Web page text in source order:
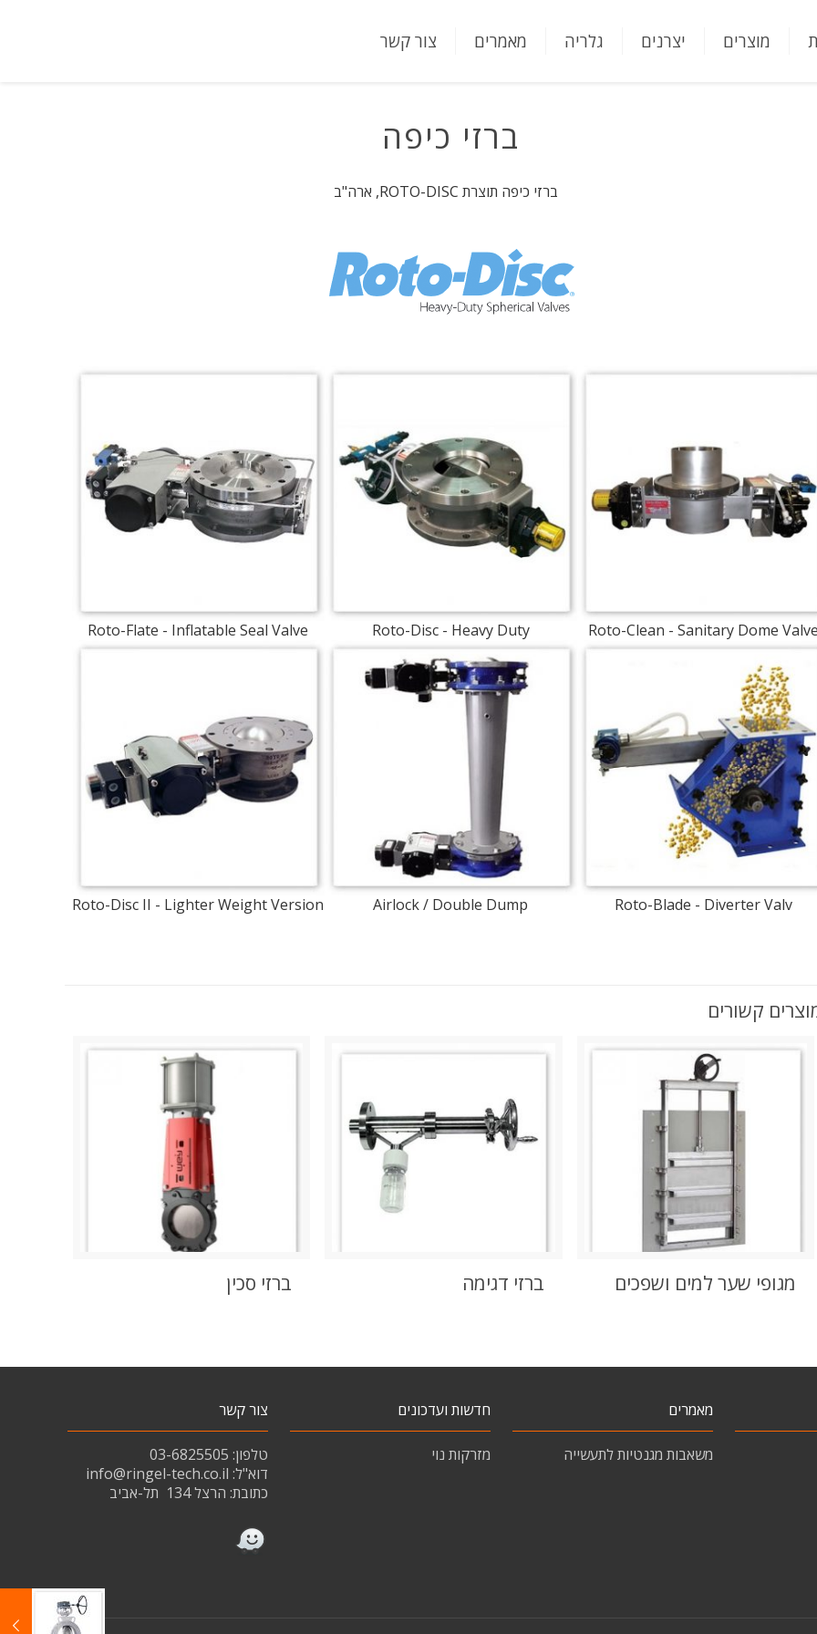
מוצרים יצרנים גלריה מאמרים צור קשר
ברזי כיפה
ברזי כיפה תוצרת ROTO-DISC, ארה"ב
Roto-Flate - Inflatable Seal Valve Roto-Disc - Heavy Duty Roto-Clean - Sanitary Dome
Roto-Disc II - Lighter Weight Version Airlock / Double Dump Roto-Blade - Diverter Valv
קשורים
מגופי שער למים ושפכים ברזי דגימה ברזי סכין
מאמרים
משאבות מגנטיות לתעשייה
חדשות ועדכונים
מזרקות נוי
צור קשר
טלפון: 03-6825505
דוא"ל: info@ringel-tech.co.il
כתובת: הרצל 134 תל-אביב